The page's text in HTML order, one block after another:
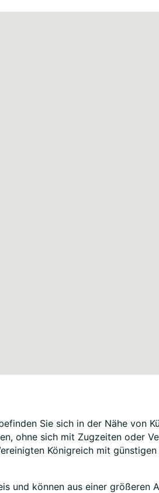
Sie sich in der Nähe von
ohne sich mit Zugzeiten oder
Königreich mit
und können aus einer größeren